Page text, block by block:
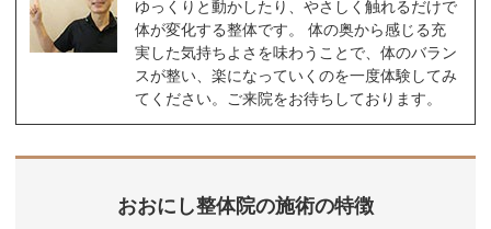
ゆっくりと動かしたり、やさしく触れるだけで
体が変化する整体です。 体の奥から感じる充
実した気持ちよさを味わうことで、体のバラン
スが整い、楽になっていくのを一度体験してみ
てください。ご来院をお待ちしております。
おおにし整体院の施術の特徴